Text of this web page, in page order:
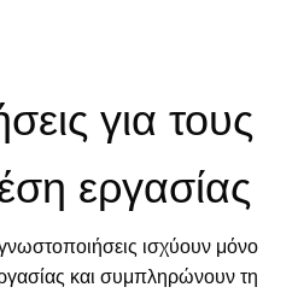
για τους
εργασίας
ισχύουν μόνο
και συμπληρώνουν τη